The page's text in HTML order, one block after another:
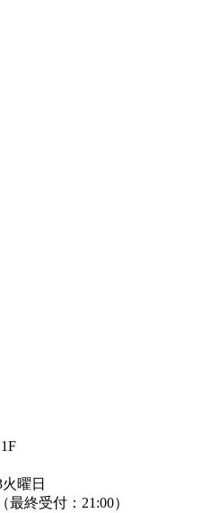
曜日
最終受付：21:00）